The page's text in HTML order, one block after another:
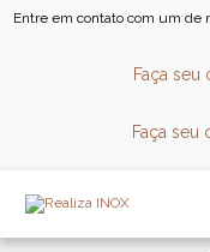
Entre em contato com um de
Faça
Faça seu